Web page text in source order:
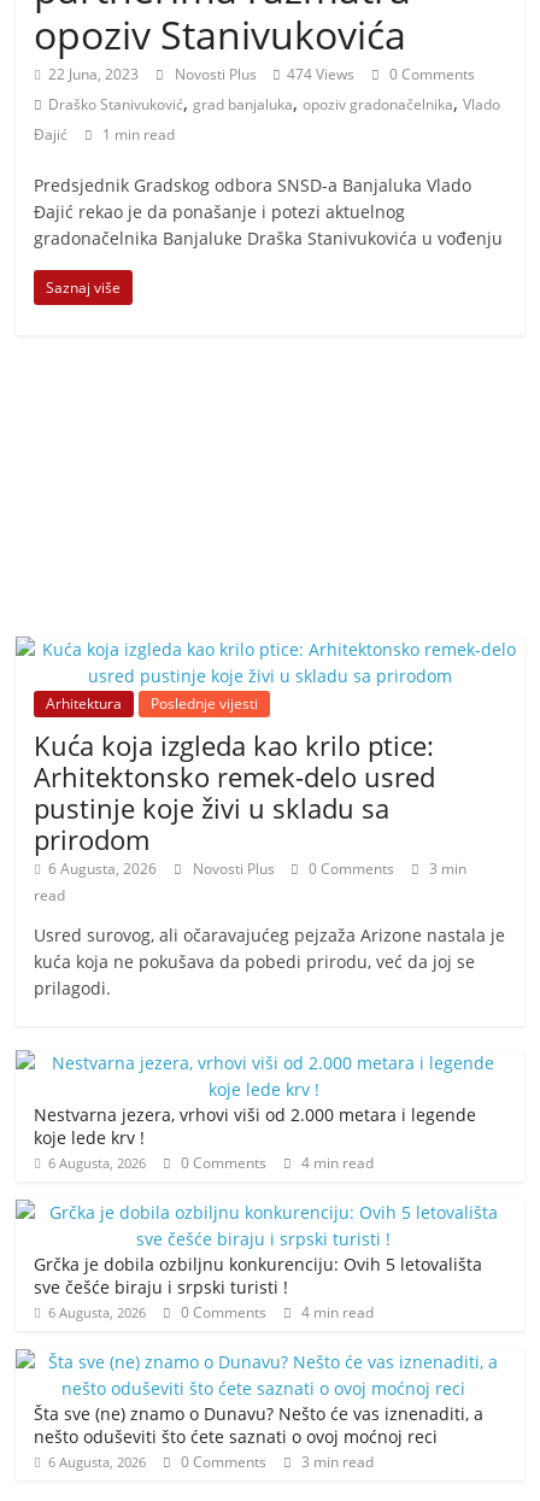
i
t
i
v
n
h
v
opoziv Stanivukovića
22 Juna, 2023 Novosti Plus 474 Views
0 Comments
Draško Stanivuković, grad banjaluka,opoziv gradonačelnika,Vlado
Đajić
1 min read
Predsjednik Gradskog odbora SNSD-a Banjaluka Vlado
Đajić rekao je da ponašanje i potezi aktuelnog
gradonačelnika Banjaluke Draška Stanivukovića u vođenju
Saznaj više
Arhitektura Poslednje vijesti
Kuća koja izgleda kao krilo ptice:
Arhitektonsko remek-delo usred
pustinje koje živi u skladu sa
prirodom
6 Augusta, 2026 Novosti Plus 0 Comments
3 min
read
Usred surovog, ali očaravajućeg pejzaža Arizone nastala je
kuća koja ne pokušava da pobedi prirodu, već da joj se
prilagodi.
Nestvarna jezera, vrhovi viši od 2.000 metara i legende
koje lede krv !
6 Augusta, 2026 0 Comments 4 min read
Grčka je dobila ozbiljnu konkurenciju: Ovih 5 letovališta
sve češće biraju i srpski turisti !
6 Augusta, 2026 0 Comments 4 min read
Šta sve (ne) znamo o Dunavu? Nešto će vas iznenaditi, a
nešto oduševiti što ćete saznati o ovoj moćnoj reci
6 Augusta, 2026 0 Comments 3 min read